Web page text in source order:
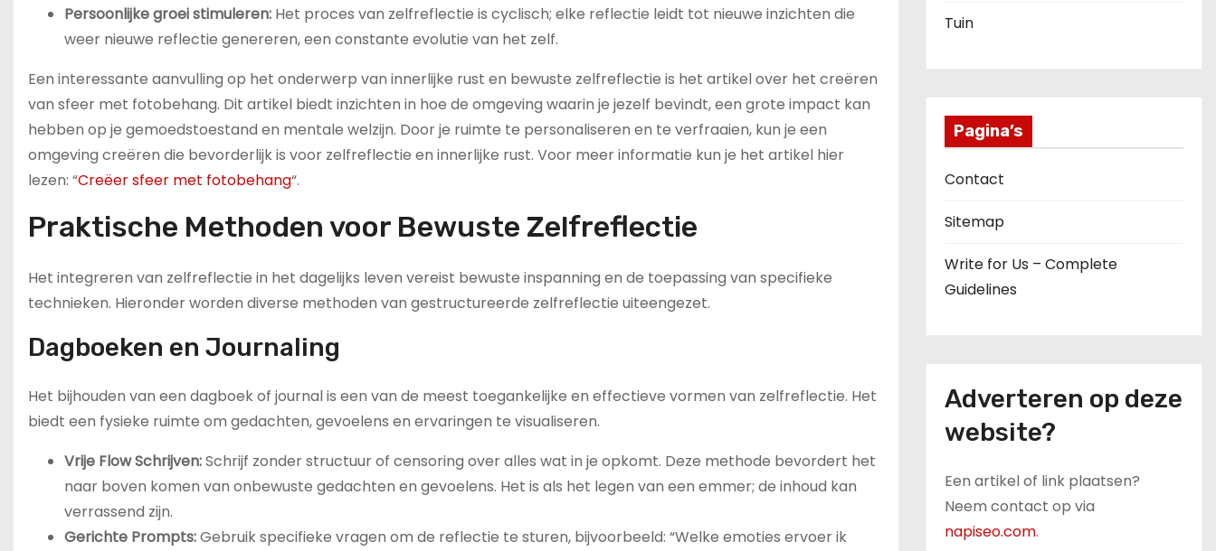
Persoonlijke groei stimuleren: Het proces van zelfreflectie is cyclisch; elke reflectie leidt tot nieuwe inzichten die
weer nieuwe reflectie genereren, een constante evolutie van het zelf.
Een interessante aanvulling op het onderwerp van innerlijke rust en bewuste zelfreflectie is het artikel over het creëren
van sfeer met fotobehang. Dit artikel biedt inzichten in hoe de omgeving waarin je jezelf bevindt, een grote impact kan
hebben op je gemoedstoestand en mentale welzijn. Door je ruimte te personaliseren en te verfraaien, kun je een
omgeving creëren die bevorderlijk is voor zelfreflectie en innerlijke rust. Voor meer informatie kun je het artikel hier
lezen: “Creëer sfeer met fotobehang“.
Praktische Methoden voor Bewuste Zelfreflectie
Het integreren van zelfreflectie in het dagelijks leven vereist bewuste inspanning en de toepassing van specifieke
technieken. Hieronder worden diverse methoden van gestructureerde zelfreflectie uiteengezet.
Dagboeken en Journaling
Het bijhouden van een dagboek of journal is een van de meest toegankelijke en effectieve vormen van zelfreflectie. Het
biedt een fysieke ruimte om gedachten, gevoelens en ervaringen te visualiseren.
Vrije Flow Schrijven:Schrijf zonder structuur of censoring over alles wat in je opkomt. Deze methode bevordert het
naar boven komen van onbewuste gedachten en gevoelens. Het is als het legen van een emmer; de inhoud kan
verrassend zijn.
Gerichte Prompts:Gebruik specifieke vragen om de reflectie te sturen, bijvoorbeeld: “Welke emoties ervoer ik
Tuin
Pagina’s
Contact
Sitemap
Write for Us – Complete
Guidelines
Adverteren op deze
website?
Een artikel of link plaatsen?
Neem contact op via
napiseo.com.